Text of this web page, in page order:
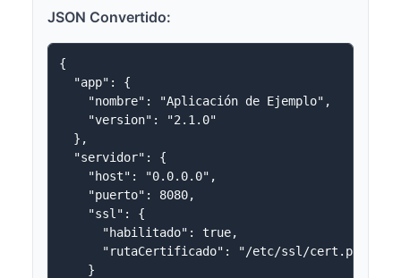
JSON Convertido:
{
  "app": {
    "nombre": "Aplicación de Ejemplo",
    "version": "2.1.0"
  },
  "servidor": {
    "host": "0.0.0.0",
    "puerto": 8080,
    "ssl": {
      "habilitado": true,
      "rutaCertificado": "/etc/ssl/cert.pem"
    }